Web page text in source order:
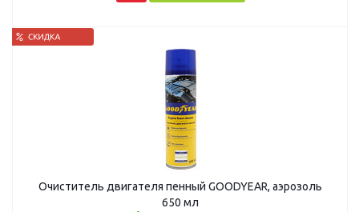
Очиститель двигателя пенный GOODYEAR, аэрозоль
650 мл